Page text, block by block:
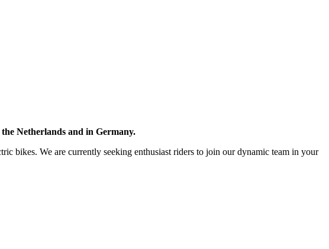
Netherlands and in Germany.
bikes. We are currently seeking enthusiast riders to join our dynamic team in your